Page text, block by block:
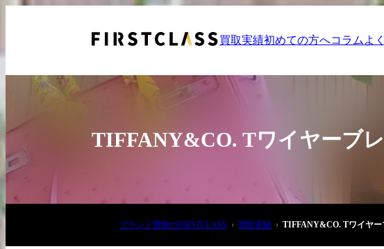
買取実績初めての方へコラム よ
03-6908-5890
TIFFANY&CO. Tワイヤーブ
ブランド買取のFIRSTCLASS 買取実績 TIFFANY&CO. Tワイヤー